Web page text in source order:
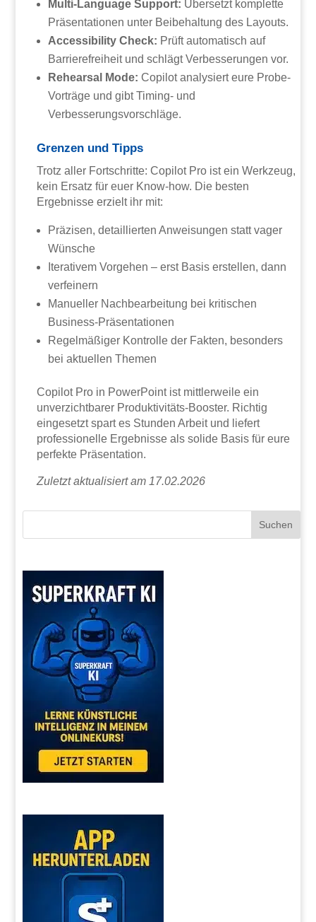
Multi-Language Support: Übersetzt komplette
Präsentationen unter Beibehaltung des Layouts.
Accessibility Check: Prüft automatisch auf
Barrierefreiheit und schlägt Verbesserungen vor.
Rehearsal Mode: Copilot analysiert eure Probe-
Vorträge und gibt Timing- und
Verbesserungsvorschläge.
Grenzen und Tipps
Trotz aller Fortschritte: Copilot Pro ist ein Werkzeug,
kein Ersatz für euer Know-how. Die besten
Ergebnisse erzielt ihr mit:
Präzisen, detaillierten Anweisungen statt vager
Wünsche
Iterativem Vorgehen – erst Basis erstellen, dann
verfeinern
Manueller Nachbearbeitung bei kritischen
Business-Präsentationen
Regelmäßiger Kontrolle der Fakten, besonders
bei aktuellen Themen
Copilot Pro in PowerPoint ist mittlerweile ein
unverzichtbarer Produktivitäts-Booster. Richtig
eingesetzt spart es Stunden Arbeit und liefert
professionelle Ergebnisse als solide Basis für eure
perfekte Präsentation.
Zuletzt aktualisiert am 17.02.2026